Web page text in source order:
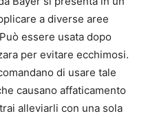
a diverse aree
essere usata dopo
per evitare ecchimosi.
di usare tale
causano affaticamento
alleviarli con una sola